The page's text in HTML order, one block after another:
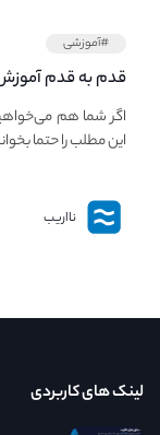
#آموزشی
قدم به قدم آموزش
نااریب محتوا
اگر شما هم
این مطلب را حتما
نااریب
لینک های کاربردی